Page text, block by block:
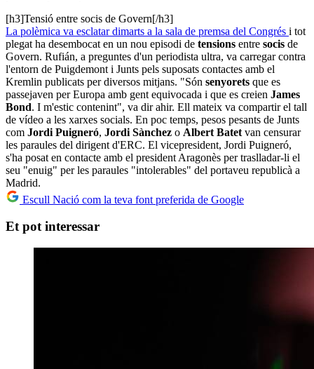
[h3]Tensió entre socis de Govern[/h3]
La polèmica va esclatar dimarts a la sala de premsa del Congrés i tot
plegat ha desembocat en un nou episodi de tensions entre socis de
Govern. Rufián, a preguntes d'un periodista ultra, va carregar contra
l'entorn de Puigdemont i Junts pels suposats contactes amb el
Kremlin publicats per diversos mitjans. "Són senyorets que es
passejaven per Europa amb gent equivocada i que es creien James
Bond. I m'estic contenint", va dir ahir. Ell mateix va compartir el tall
de vídeo a les xarxes socials. En poc temps, pesos pesants de Junts
com Jordi Puigneró, Jordi Sànchez o Albert Batet van censurar
les paraules del dirigent d'ERC. El vicepresident, Jordi Puigneró,
s'ha posat en contacte amb el president Aragonès per traslladar-li el
seu "enuig" per les paraules "intolerables" del portaveu republicà a
Madrid.
Escull Nació com la teva font preferida de Google
Et pot interessar